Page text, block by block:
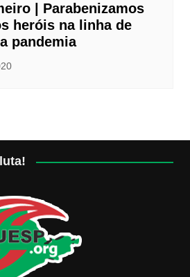
| Parabenizamos
heróis na linha de
pandemia